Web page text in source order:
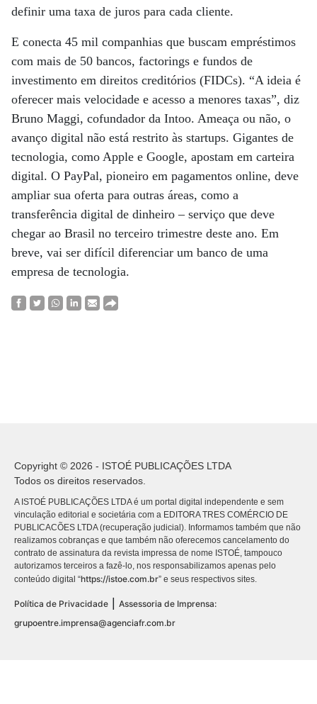
definir uma taxa de juros para cada cliente.
E conecta 45 mil companhias que buscam empréstimos
com mais de 50 bancos, factorings e fundos de
investimento em direitos creditórios (FIDCs). “A ideia é
oferecer mais velocidade e acesso a menores taxas”, diz
Bruno Maggi, cofundador da Intoo. Ameaça ou não, o
avanço digital não está restrito às startups. Gigantes de
tecnologia, como Apple e Google, apostam em carteira
digital. O PayPal, pioneiro em pagamentos online, deve
ampliar sua oferta para outras áreas, como a
transferência digital de dinheiro – serviço que deve
chegar ao Brasil no terceiro trimestre deste ano. Em
breve, vai ser difícil diferenciar um banco de uma
empresa de tecnologia.
Copyright © 2026 - ISTOÉ PUBLICAÇÕES LTDA
Todos os direitos reservados.
A ISTOÉ PUBLICAÇÕES LTDA é um portal digital independente e sem
vinculação editorial e societária com a EDITORA TRES COMÉRCIO DE
PUBLICACÕES LTDA (recuperação judicial). Informamos também que não
realizamos cobranças e que também não oferecemos cancelamento do
contrato de assinatura da revista impressa de nome ISTOÉ, tampouco
autorizamos terceiros a fazê-lo, nos responsabilizamos apenas pelo
conteúdo digital “https://istoe.com.br” e seus respectivos sites.
Política de Privacidade
Assessoria de Imprensa:
grupoentre.imprensa@agenciafr.com.br